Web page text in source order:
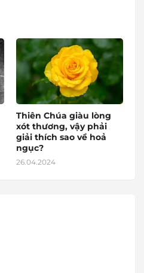
Thiên Chúa giàu lòng
xót thương, vậy phải
giải thích sao về hoả
ngục?
26.04.2024